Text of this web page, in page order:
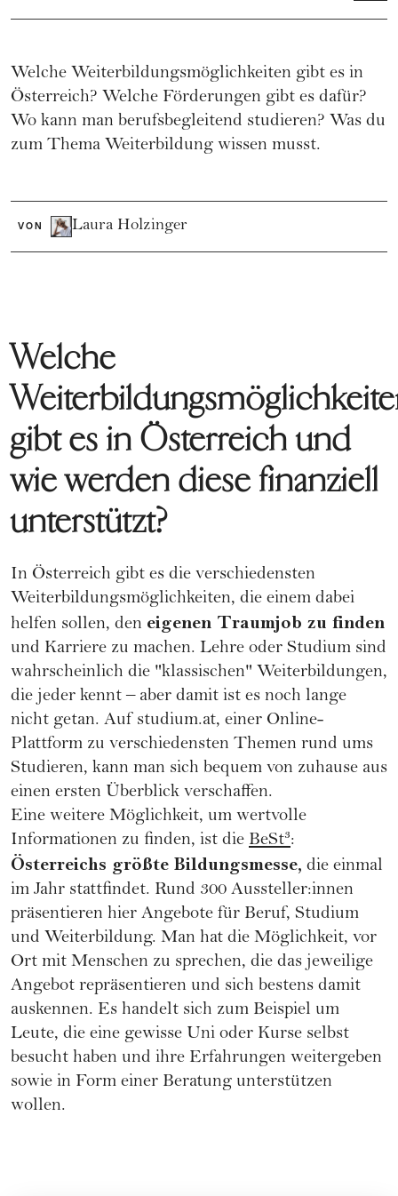
Welche Weiterbildungsmöglichkeiten gibt es in
Österreich? Welche Förderungen gibt es dafür?
Wo kann man berufsbegleitend studieren? Was du
zum Thema Weiterbildung wissen musst.
VON Laura Holzinger
Welche
gibt es in Österreich und
wie werden diese finanziell
unterstützt?
In Österreich gibt es die verschiedensten
Weiterbildungsmöglichkeiten, die einem dabei
helfen sollen, den eigenen Traumjob zu finden
und Karriere zu machen. Lehre oder Studium sind
wahrscheinlich die "klassischen" Weiterbildungen,
die jeder kennt – aber damit ist es noch lange
nicht getan. Auf studium.at, einer Online-
Plattform zu verschiedensten Themen rund ums
Studieren, kann man sich bequem von zuhause aus
einen ersten Überblick verschaffen.
Eine weitere Möglichkeit, um wertvolle
Informationen zu finden, ist die BeSt³:
Österreichs größte Bildungsmesse, die einmal
im Jahr stattfindet. Rund 300 Aussteller:innen
präsentieren hier Angebote für Beruf, Studium
und Weiterbildung. Man hat die Möglichkeit, vor
Ort mit Menschen zu sprechen, die das jeweilige
Angebot repräsentieren und sich bestens damit
auskennen. Es handelt sich zum Beispiel um
Leute, die eine gewisse Uni oder Kurse selbst
besucht haben und ihre Erfahrungen weitergeben
sowie in Form einer Beratung unterstützen
wollen.